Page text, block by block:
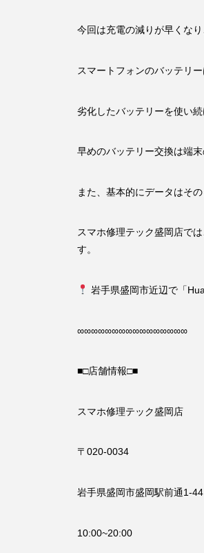
今回は充電の減りが早くな
スマートフォンのバッテリ
劣化したバッテリーを使い
早めのバッテリー交換は端
また、基本的にデータはそ
スマホ修理テック盛岡店で
す。
岩手県盛岡市近辺で「
∞∞∞∞∞∞∞∞∞∞∞∞∞∞∞∞
■□店舗情報□■
スマホ修理テック盛岡店
〒020-0034
岩手県盛岡市盛岡駅前通1-
10:00~20:00